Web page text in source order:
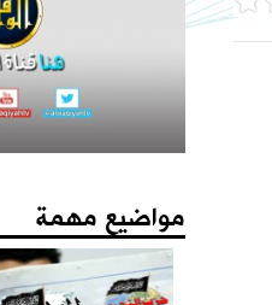
مواضيع مهمة
فهارس مجلة الوعي
حملات الحزب
يا جيوش المسلمين المسجد
كتاب - فعاليات الذكرى المئوية